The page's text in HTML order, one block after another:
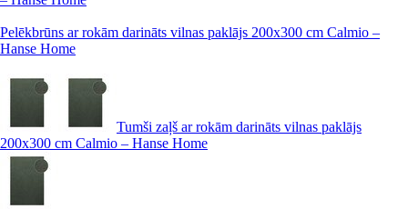
Pelēkbrūns ar rokām darināts vilnas paklājs 200x300 cm Calmio –
Hanse Home
Tumši zaļš ar rokām darināts vilnas paklājs
200x300 cm Calmio – Hanse Home